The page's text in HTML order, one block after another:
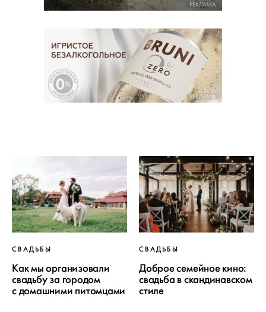
РЕКЛАМА
РЕКЛАМА
2018
СВАДЬБЫ
Как мы организовали
свадьбу за городом
с домашними питомцами
СВАДЬБЫ
Доброе семейное кино:
свадьба в скандинавском
стиле